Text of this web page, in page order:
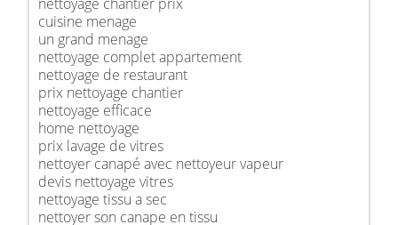
cuisine menage
un grand menage
nettoyage complet appartement
nettoyage de restaurant
prix nettoyage chantier
nettoyage efficace
home nettoyage
prix lavage de vitres
nettoyer canapé avec nettoyeur vapeur
devis nettoyage vitres
nettoyage tissu a sec
nettoyer son canape en tissu